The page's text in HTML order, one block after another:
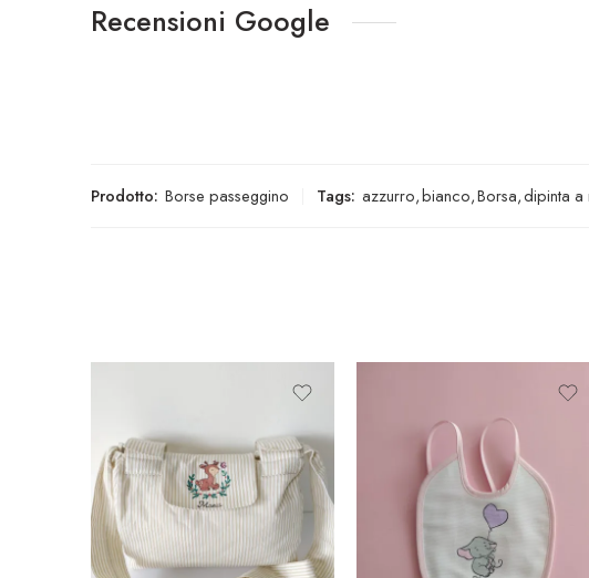
Recensioni Google
Prodotto: Borse passeggino Tags: azzurro,bianco,Borsa,dipinta a